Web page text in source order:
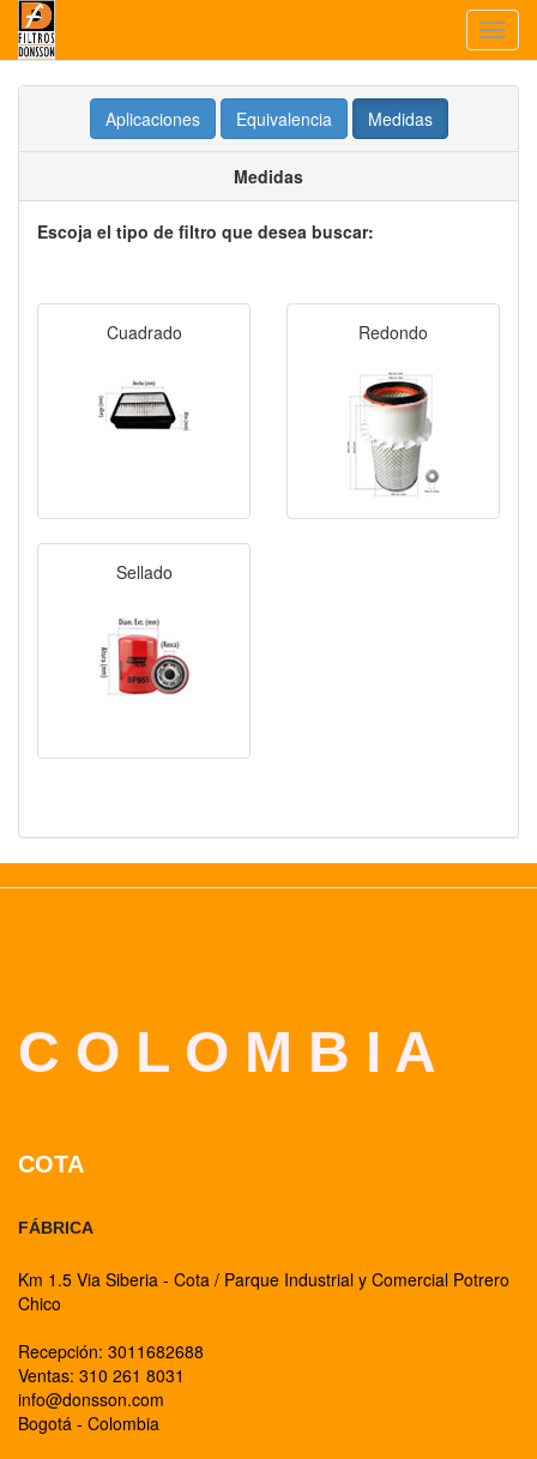
Aplicaciones Equivalencia Medidas
Medidas
Escoja el tipo de filtro que desea buscar:
Cuadrado Redondo
Sellado
C O L O M B I A
COTA
FÁBRICA
Km 1.5 Via Siberia - Cota / Parque Industrial y Comercial Potrero
Chico
Recepción: 3011682688
Ventas: 310 261 8031
info@donsson.com
Bogotá - Colombia